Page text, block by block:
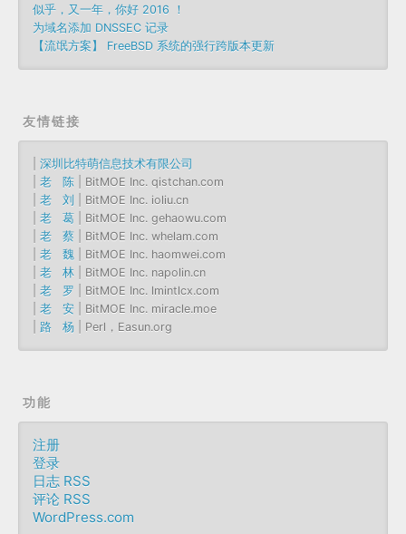
似乎，又一年，你好 2016 ！
为域名添加 DNSSEC 记录
【流氓方案】 FreeBSD 系统的强行跨版本更新
友情链接
深圳比特萌信息技术有限公司
老 陈 | BitMOE Inc. qistchan.com
老 刘
| BitMOE Inc. ioliu.cn
老 葛 | BitMOE Inc. gehaowu.com
老 蔡 | BitMOE Inc. whelam.com
老 魏 | BitMOE Inc. haomwei.com
老 林 | BitMOE Inc. napolin.cn
老 罗 | BitMOE Inc. lmintlcx.com
老 安 | BitMOE Inc. miracle.moe
路 杨 | Perl，Easun.org
功能
注册
登录
日志 RSS
评论 RSS
WordPress.com